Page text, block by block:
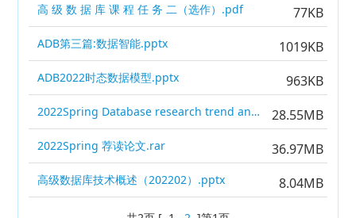
高 级 数 据 库 课 程 任 务 二（选作）.pdf 77KB
ADB第三篇:数据智能.pptx 1019KB
ADB2022时态数据模型.pptx 963KB
2022Spring Database research trend analysis.pptx 28.55MB
2022Spring 荐读论文.rar 36.97MB
高级数据库技术概述（202202）.pptx 8.04MB